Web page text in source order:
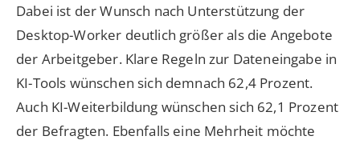
Dabei ist der Wunsch nach Unterstützung der
Desktop-Worker deutlich größer als die Angebote
der Arbeitgeber. Klare Regeln zur Dateneingabe in
KI-Tools wünschen sich demnach 62,4 Prozent.
Auch KI-Weiterbildung wünschen sich 62,1 Prozent
der Befragten. Ebenfalls eine Mehrheit möchte